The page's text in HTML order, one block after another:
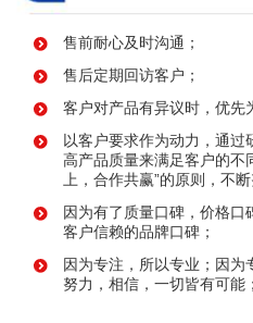
售前耐心及时沟通；
售后定期回访客户；
客户对产品有异议时，优先
以客户要求作为动力，通过
高产品质量来满足客户的不
上，合作共赢”的原则，不
因为有了质量口碑，价格口
客户信赖的品牌口碑；
因为专注，所以专业；因为
努力，相信，一切皆有可能；